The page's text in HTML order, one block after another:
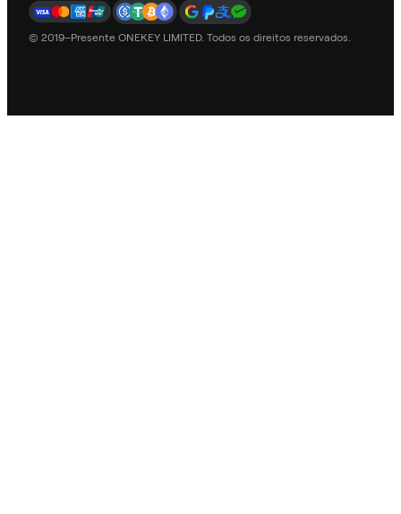
© 2019–Presente ONEKEY LIMITED. Todos os direitos reservados.